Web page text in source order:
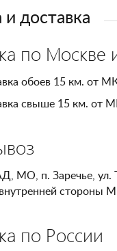
доставка
по Москве
обоев 15 км. от
свыше 15 км. от
МО, п. Заречье, ул.
стороны
по России